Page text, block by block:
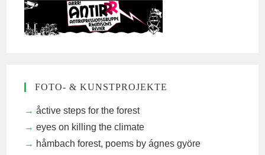
FOTO- & KUNSTPROJEKTE
åctive steps for the forest
eyes on killing the climate
håmbach forest, poems by ágnes györe